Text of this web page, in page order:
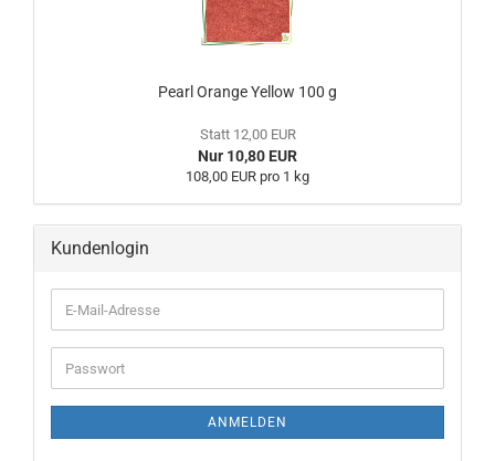
Pearl Orange Yellow 100 g
Statt 12,00 EUR
Nur 10,80 EUR
108,00 EUR pro 1 kg
Kundenlogin
ANMELDEN